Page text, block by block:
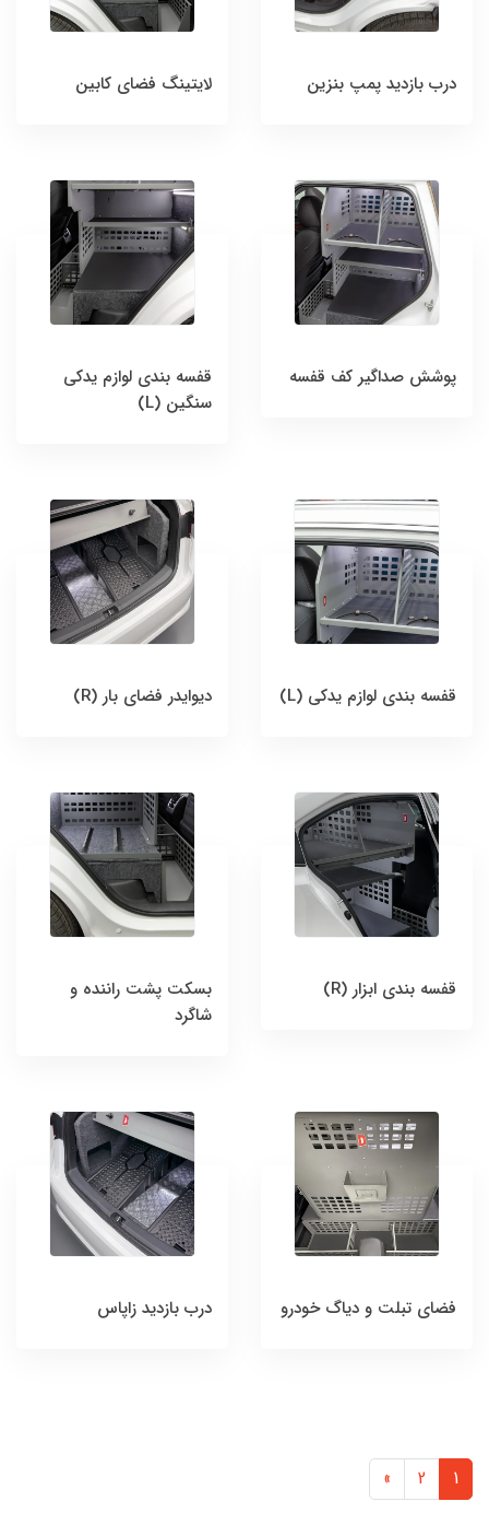
درب بازدید پمپ بنزین لایتینگ فضای کابین
پوشش صداگیر کف قفسه
قفسه بندی لوازم یدکی
سنگین (L)
قفسه بندی لوازم یدکی (L) دیوایدر فضای بار (R)
قفسه بندی ابزار (R)
بسکت پشت راننده و
شاگرد
فضای تبلت و دیاگ خودرو درب بازدید زاپاس
1
2
»